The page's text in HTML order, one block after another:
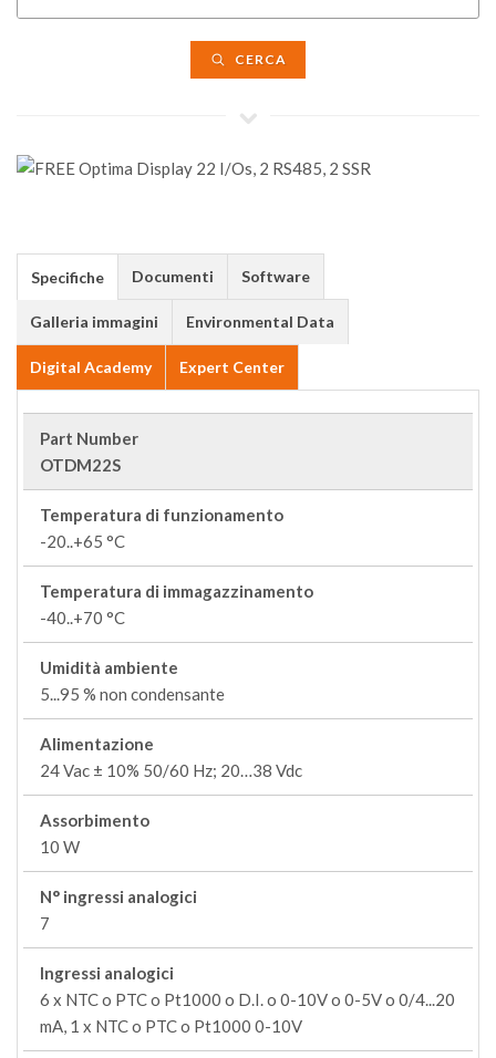
CERCA
Specifiche Documenti Software
Galleria immagini Environmental Data
Digital Academy Expert Center
Part Number
OTDM22S
Temperatura di funzionamento
-20..+65 °C
Temperatura di immagazzinamento
-40..+70 °C
Umidità ambiente
5...95 % non condensante
Alimentazione
24 Vac ± 10% 50/60 Hz; 20…38 Vdc
Assorbimento
10 W
N° ingressi analogici
7
Ingressi analogici
6 x NTC o PTC o Pt1000 o D.I. o 0-10V o 0-5V o 0/4...20
mA, 1 x NTC o PTC o Pt1000 0-10V